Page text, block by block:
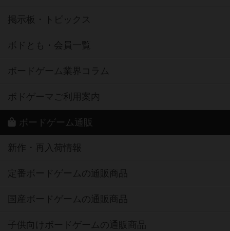
掲示板・トピックス
ボドとも・会員一覧
ボードゲーム業界コラム
ボドゲーマご利用案内
ボードゲーム通販
新作・再入荷情報
定番ボードゲームの通販商品
国産ボードゲームの通販商品
子供向けボードゲームの通販商品